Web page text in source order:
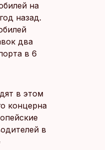
на
назад.
два
в 6
в этом
концерна
в